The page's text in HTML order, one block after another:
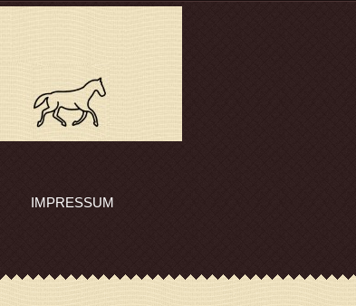
IMPRESSUM